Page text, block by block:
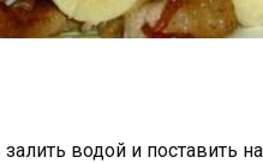
водой и поставить на